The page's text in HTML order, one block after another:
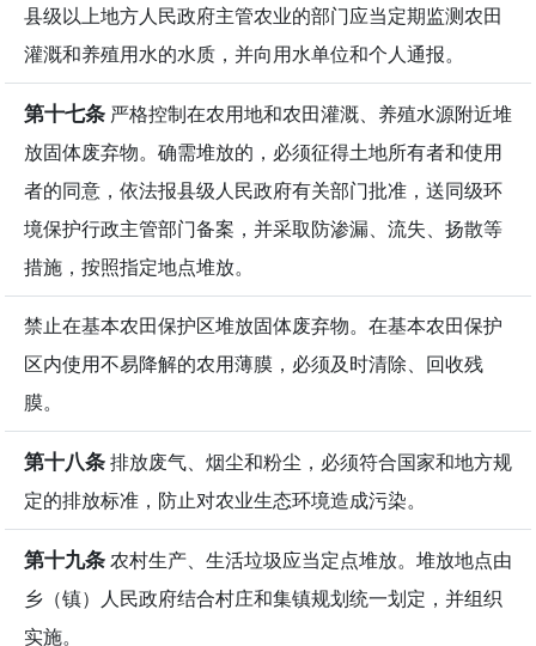
县级以上地方人民政府主管农业的部门应当定期监测农田
灌溉和养殖用水的水质，并向用水单位和个人通报。
第十七条 严格控制在农用地和农田灌溉、养殖水源附近堆
放固体废弃物。确需堆放的，必须征得土地所有者和使用
者的同意，依法报县级人民政府有关部门批准，送同级环
境保护行政主管部门备案，并采取防渗漏、流失、扬散等
措施，按照指定地点堆放。
禁止在基本农田保护区堆放固体废弃物。在基本农田保护
区内使用不易降解的农用薄膜，必须及时清除、回收残
膜。
第十八条排放废气、烟尘和粉尘，必须符合国家和地方规
定的排放标准，防止对农业生态环境造成污染。
第十九条农村生产、生活垃圾应当定点堆放。堆放地点由
乡（镇）人民政府结合村庄和集镇规划统一划定，并组织
实施。